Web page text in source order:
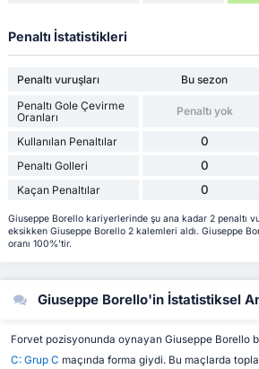
Penaltı İstatistikleri
Penaltı vuruşları Bu sezon
Penaltı Gole Çevirme
Oranları
Penaltı yok
Kullanılan Penaltılar 0
Penaltı Golleri 0
Kaçan Penaltılar 0
Giuseppe Borello kariyerlerinde şu ana kadar 2 penaltı
eksikken Giuseppe Borello 2 kalemleri aldı. Giuseppe
oranı 100%'tir.
Giuseppe Borello'in İstatistiksel
Forvet pozisyonunda oynayan Giuseppe Borello
C: Grup C maçında forma giydi. Bu maçlarda